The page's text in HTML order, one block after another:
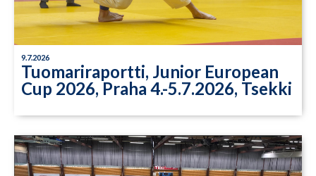
9.7.2026
Tuomariraportti, Junior European
Cup 2026, Praha 4.-5.7.2026, Tsekki